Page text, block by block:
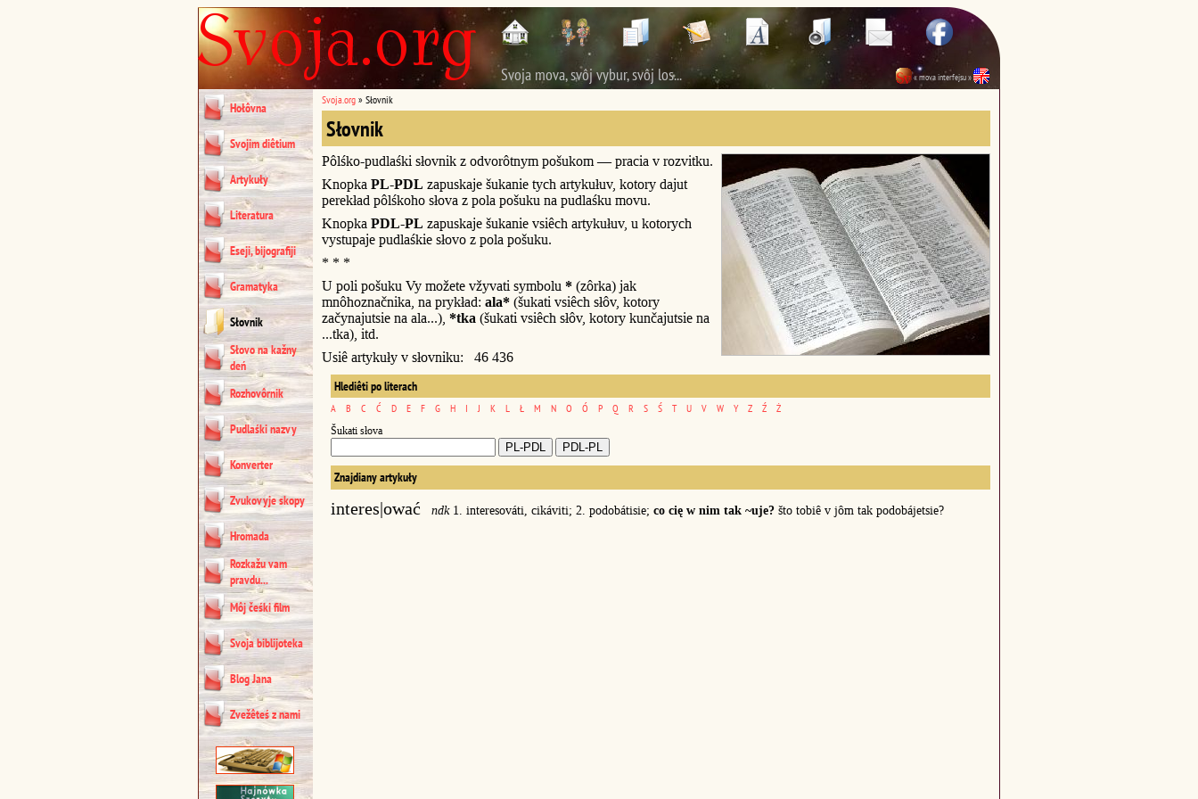
Svoja mova, svôj vybur, svôj los... « mova interfejsu »
Hołôvna
Svojim diêtium
Artykuły
Literatura
Eseji, bijografiji
Gramatyka
Słovnik
Słovo na kažny
deń
Rozhovôrnik
Pudlaśki nazvy
Konverter
Zvukovyje skopy
Hromada
Rozkažu vam
pravdu...
Môj čeśki film
Svoja biblijoteka
Blog Jana
Zvežêteś z nami
Svoja.org » Słovnik
Słovnik
Pôlśko-pudlaśki słovnik z odvorôtnym pošukom — pracia v rozvitku.
Knopka PL-PDL zapuskaje šukanie tych artykułuv, kotory dajut
perekład pôlśkoho słova z pola pošuku na pudlaśku movu.
Knopka PDL-PL zapuskaje šukanie vsiêch artykułuv, u kotorych
vystupaje pudlaśkie słovo z pola pošuku.
* * *
U poli pošuku Vy možete vžyvati symbolu * (zôrka) jak
mnôhoznačnika, na prykład: ala* (šukati vsiêch słôv, kotory
začynajutsie na ala...), *tka (šukati vsiêch słôv, kotory kunčajutsie na
...tka), itd.
Usiê artykuły v słovniku: 46 436
Hlediêti po literach
A B C Ć D E F G H I J K L Ł M N O Ó P Q R S Ś T U V W Y Z Ź Ż
Šukati słova
Znajdiany artykuły
interes|ować ndk1. interesováti, cikáviti; 2. podobátisie; co cię w nim tak ~uje? što tobiê v jôm tak podobájetsie?